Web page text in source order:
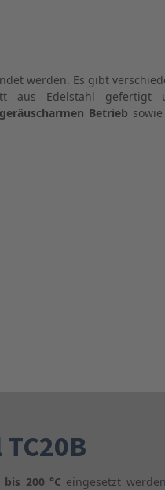
werden. Es gibt
aus Edelstahl gefertigt
geräuscharmen Betrieb
200 °C eingesetzt